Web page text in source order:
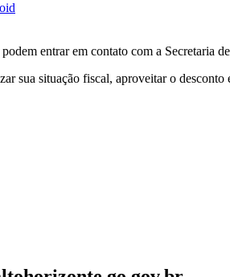
entrar em contato com a Secretaria
sua situação fiscal, aproveitar o